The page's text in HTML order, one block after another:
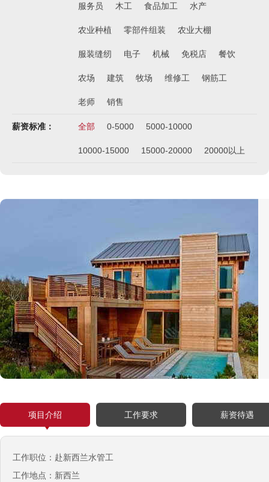
服务员 木工 食品加工 水产
农业种植 零部件组装 农业大棚
服装缝纫 电子 机械 免税店 餐饮
农场 建筑 牧场 维修工 钢筋工
老师 销售
薪资标准： 全部 0-5000 5000-10000
10000-15000 15000-20000 20000以上
项目介绍 工作要求 薪资待遇
工作职位：赴新西兰水管工
工作地点：新西兰